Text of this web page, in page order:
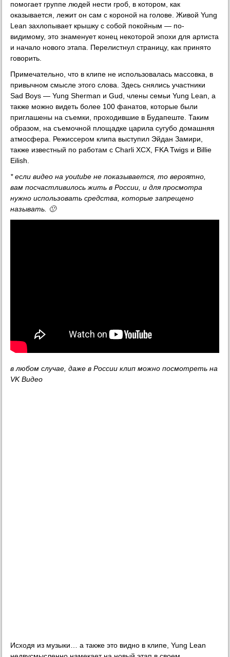
помогает группе людей нести гроб, в котором, как
оказывается, лежит он сам с короной на голове. Живой Yung
Lean захлопывает крышку с собой покойным — по-
видимому, это знаменует конец некоторой эпохи для артиста
и начало нового этапа. Перелистнул страницу, как принято
говорить.
Примечательно, что в клипе не использовалась массовка, в
привычном смысле этого слова. Здесь снялись участники
Sad Boys — Yung Sherman и Gud, члены семьи Yung Lean, а
также можно видеть более 100 фанатов, которые были
приглашены на съемки, проходившие в Будапеште. Таким
образом, на съемочной площадке царила сугубо домашняя
атмосфера. Режиссером клипа выступил Эйдан Замири,
также известный по работам с Charli XCX, FKA Twigs и Billie
Eilish.
* если видео на youtube не показывается, то вероятно,
вам посчастливилось жить в России, и для просмотра
нужно использовать средства, которые запрещено
называть. 🙁
в любом случае, даже в России клип можно посмотреть на
VK Видео
Исходя из музыки… а также это видно в клипе, Yung Lean